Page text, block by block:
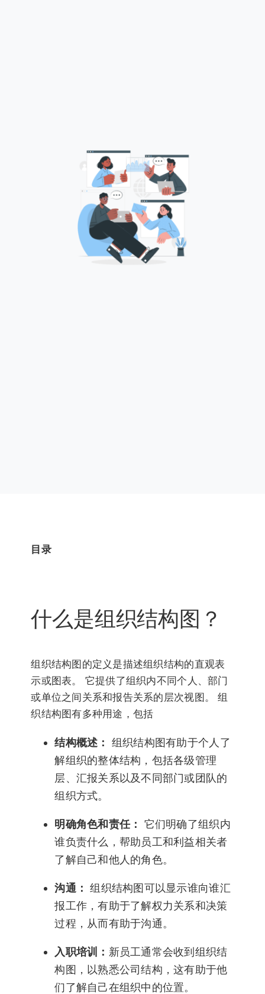
目录
什么是组织结构图？
组织结构图的定义是描述组织结构的直观表
示或图表。 它提供了组织内不同个人、部门
或单位之间关系和报告关系的层次视图。 组
织结构图有多种用途，包括
结构概述： 组织结构图有助于个人了
解组织的整体结构，包括各级管理
层、汇报关系以及不同部门或团队的
组织方式。
明确角色和责任： 它们明确了组织内
谁负责什么，帮助员工和利益相关者
了解自己和他人的角色。
沟通：组织结构图可以显示谁向谁汇
报工作，有助于了解权力关系和决策
过程，从而有助于沟通。
入职培训： 新员工通常会收到组织结
构图，以熟悉公司结构，这有助于他
们了解自己在组织中的位置。